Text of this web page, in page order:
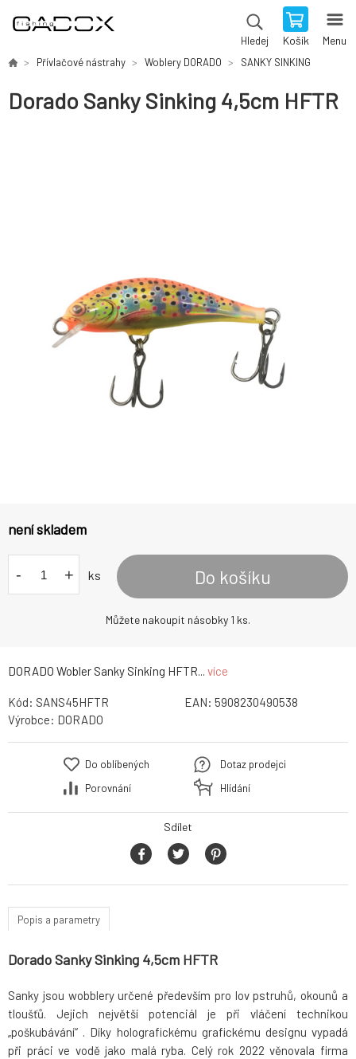
Hledej Košík Menu
Přívlačové nástrahy Woblery DORADO SANKY SINKING
Dorado Sanky Sinking 4,5cm HFTR
DORADO Wobler Sanky Sinking HFTR... více
není skladem
- + ks Do košíku
Můžete nakoupit násobky 1 ks.
Kód: SANS45HFTR EAN: 5908230490538
Výrobce: DORADO
Do oblíbených
Porovnání
Dotaz prodejci
Hlídání
Sdílet
Popis a parametry
Dorado Sanky Sinking 4,5cm HFTR
Sanky jsou wobblery určené především pro lov pstruhů, okounů a
tloušťů. Jejich největší potenciál je při vláčení technikou
„poškubávání“ . Díky holografickému grafickému designu vypadá
při práci ve vodě jako malá ryba. Celý rok 2022 věnovala firma